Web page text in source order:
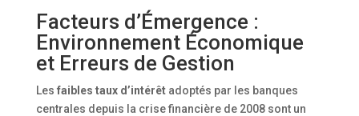
Facteurs d’Émergence :
Environnement Économique
et Erreurs de Gestion
Les faibles taux d’intérêtadoptés par les banques
centrales depuis la crise financière de 2008 sont un